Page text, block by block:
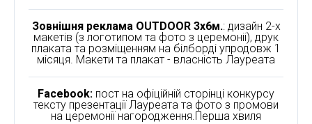
Зовнішня реклама OUTDOOR 3х6м.: дизайн 2-х
макетів (з логотипом та фото з церемоніі), друк
плаката та розміщенням на білборді упродовж 1
місяця. Макети та плакат - власність Лауреата
Facebook: пост на офіційній сторінці конкурсу
тексту презентації Лауреата та фото з промови
на церемонії нагородження.Перша хвиля